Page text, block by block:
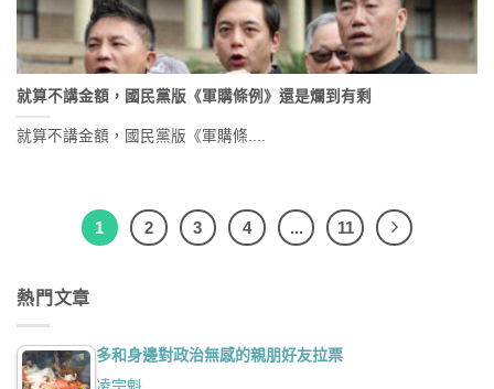
就算不講金額，國民黨版《軍購條例》還是爛到有剩
就算不講金額，國民黨版《軍購條....
1 2 3 4 ... 11
熱門文章
多和身邊對政治無感的親朋好友拉票